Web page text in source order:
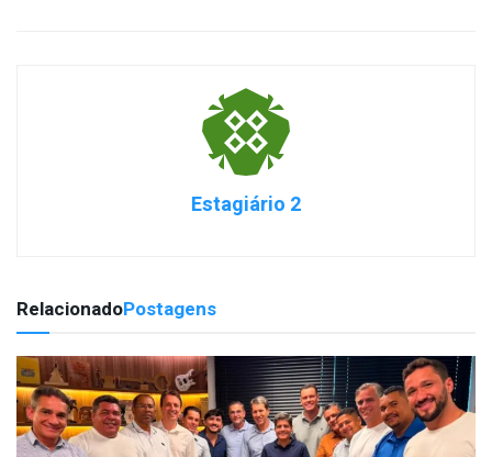
Estagiário 2
RelacionadoPostagens